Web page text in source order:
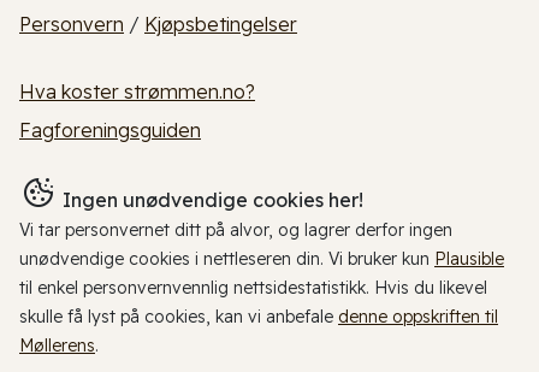
Personvern / Kjøpsbetingelser
Hva koster strømmen.no?
Fagforeningsguiden
Ingen unødvendige cookies her!
Vi tar personvernet ditt på alvor, og lagrer derfor ingen
unødvendige cookies i nettleseren din. Vi bruker kun Plausible
til enkel personvernvennlig nettsidestatistikk. Hvis du likevel
skulle få lyst på cookies, kan vi anbefale denne oppskriften til
Møllerens.